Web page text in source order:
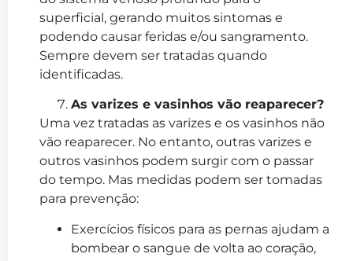
superficial, gerando muitos sintomas e
podendo causar feridas e/ou sangramento.
Sempre devem ser tratadas quando
identificadas.
As varizes e vasinhos vão reaparecer?
Uma vez tratadas as varizes e os vasinhos não
vão reaparecer. No entanto, outras varizes e
outros vasinhos podem surgir com o passar
do tempo. Mas medidas podem ser tomadas
para prevenção:
Exercícios físicos para as pernas ajudam a
bombear o sangue de volta ao coração,